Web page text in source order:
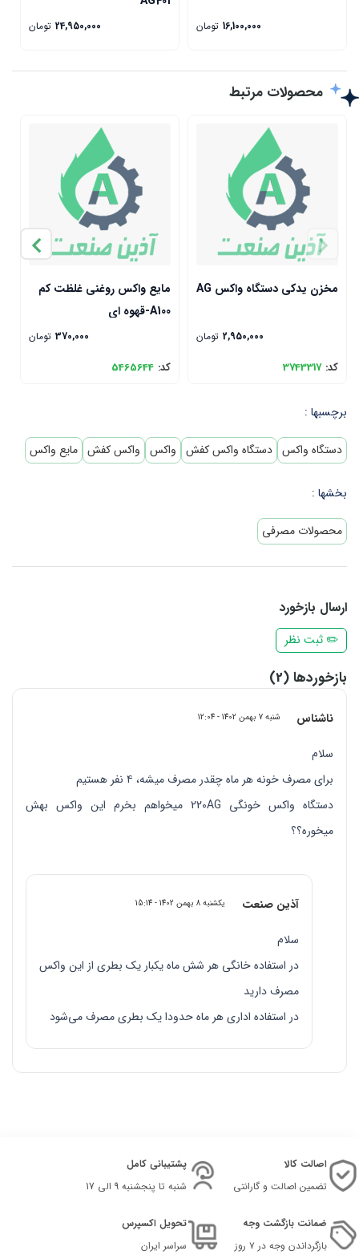
16,100,000 تومان 24,950,000 تومان
محصولات مرتبط
مخزن یدکی دستگاه واکس AG
2,950,000 تومان
کد: 3743317
مایع واکس روغنی غلظت کم
A100-قهوه ای
370,000 تومان
کد: 5465644
برچسبها :
دستگاه واکس دستگاه واکس کفش واکس واکس کفش مایع واکس
بخشها :
محصولات مصرفی
ارسال بازخورد
✏️ ثبت نظر
بازخوردها (2)
ناشناس شنبه 7 بهمن 1402 - 12:04
سلام
برای مصرف خونه هر ماه چقدر مصرف میشه، ۴ نفر هستیم
دستگاه واکس خونگی 220AG میخواهم بخرم این واکس بهش
میخوره؟؟
آذین صنعت یکشنبه 8 بهمن 1402 - 15:14
سلام
در استفاده خانگی هر شش ماه یکبار یک بطری از این واکس
مصرف دارید
در استفاده اداری هر ماه حدودا یک بطری مصرف می‌شود
اصالت کالا
تضمین اصالت و گارانتی
پشتیبانی کامل
شنبه تا پنجشنبه 9 الی 17
ضمانت بازگشت وجه
بازگرداندن وجه در ۷ روز
تحویل اکسپرس
سراسر ایران